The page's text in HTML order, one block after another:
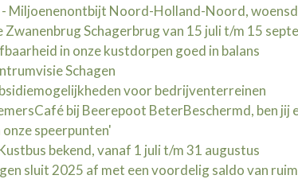
Miljoenenontbijt Noord-Holland-Noord,
Zwanenbrug Schagerbrug van 15 juli t/m 15
in onze kustdorpen goed in balans
Schagen
voor bedrijventerreinen
bij Beerepoot BeterBeschermd, ben jij
speerpunten'
bekend, vanaf 1 juli t/m 31 augustus
sluit 2025 af met een voordelig saldo van